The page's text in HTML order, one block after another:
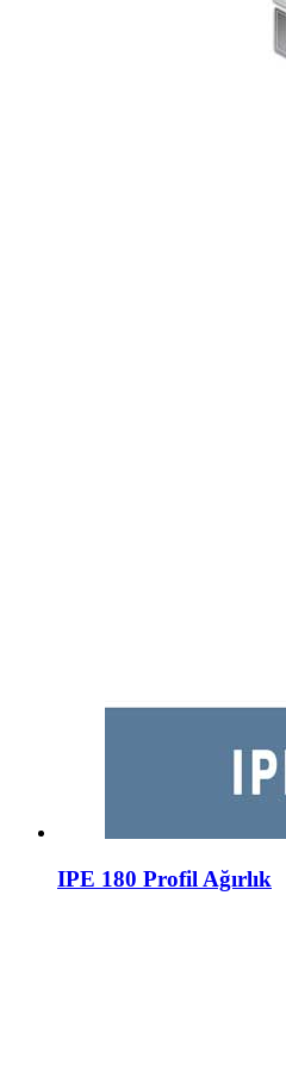
IPE 180 Profil Ağırlık